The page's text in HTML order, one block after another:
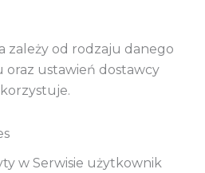
zależy od rodzaju danego
oraz ustawień dostawcy
w Serwisie użytkownik